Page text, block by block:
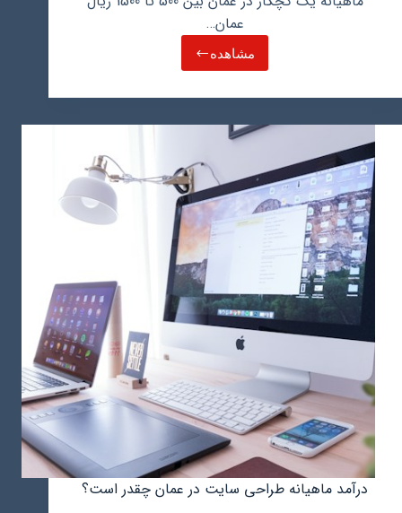
عمان…
مشاهدهدرآمد
در
و
طریق
این
حرفه
درآمد ماهیانه طراحی سایت در عمان چقدر است؟